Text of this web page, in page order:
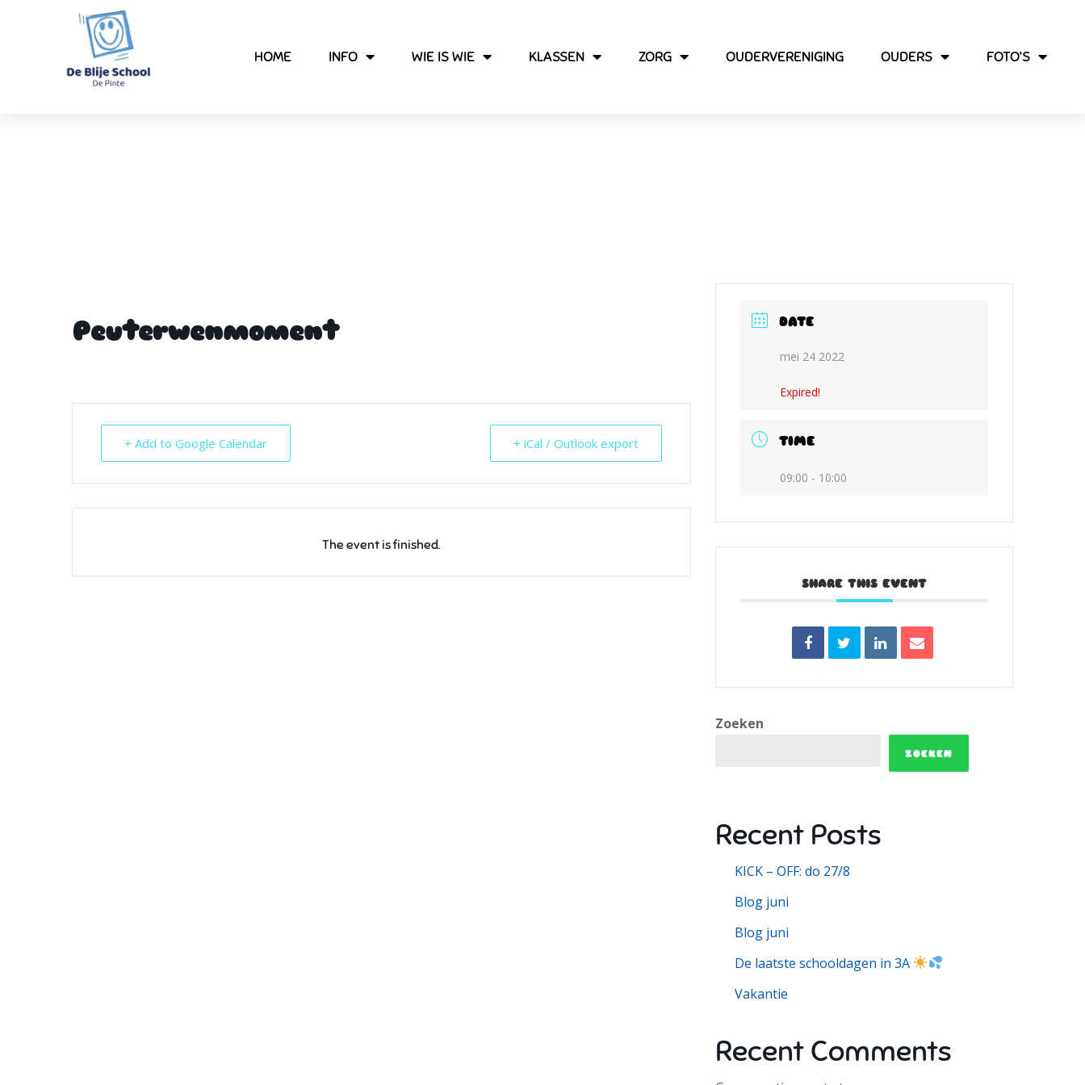
HOME INFO WIE IS WIE KLASSEN ZORG OUDERVERENIGING OUDERS FOTO’S
Peuterwenmoment
+ Add to Google Calendar + iCal / Outlook export
The event is finished.
DATE
mei 24 2022
Expired!
TIME
09:00 - 10:00
SHARE THIS EVENT
Zoeken
ZOEKEN
Recent Posts
KICK – OFF: do 27/8
Blog juni
Blog juni
De laatste schooldagen in 3A
Vakantie
Recent Comments